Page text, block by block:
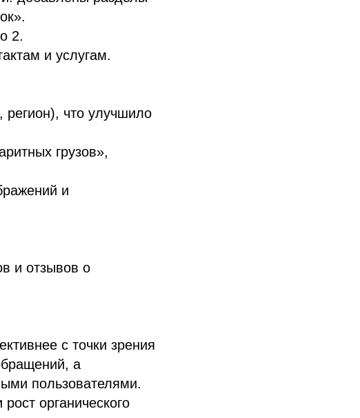
2.
и услугам.
регион), что улучшило
грузов»,
и
и отзывов о
с точки зрения
а
пользователями.
органического